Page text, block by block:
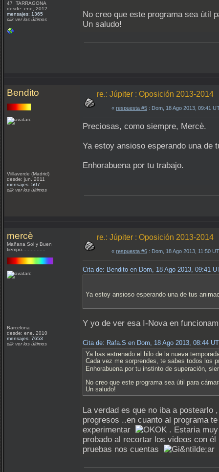
47 TARRAGONA
desde: ene, 2012
mensajes: 1365
clik ver los últimos
No creo que este programa sea útil
Un saludo!
Bendito
Viillaverde (Madrid)
desde: jun, 2011
mensajes: 507
clik ver los últimos
re.: Júpiter : Oposición 2013-2014
« respuesta #5 : Dom, 18 Ago 2013, 09:41
Preciosas, como siempre, Mercè.
Ya estoy ansioso esperando una
Enhorabuena por tu trabajo.
mercè
Mañana Sol y Buen
tiempo................
Barcelona
desde: ene, 2010
mensajes: 7653
clik ver los últimos
re.: Júpiter : Oposición 2013-2014
« respuesta #6 : Dom, 18 Ago 2013, 11:50
Cita de: Bendito en Dom, 18 Ago 2013, 09:41
Ya estoy ansioso esperando una de tus
Y yo de ver esa I-Nova en
Cita de: Rafa.S en Dom, 18 Ago 2013, 08:44
Ya has estrenado el hilo de la nueva
Cada vez me sorprendes, te sabes todos los
Enhorabuena por tu instinto de superación,
No creo que este programa sea útil para
Un saludo!
La verdad es que no iba a
progresos ..en cuanto al programa
experimentar
. Estaria
probado al recortar los videos con
pruebas nos cuentas